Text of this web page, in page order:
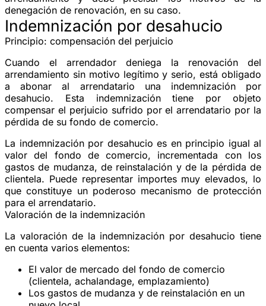
denegación de renovación, en su caso.
Indemnización por desahucio
Principio: compensación del perjuicio
Cuando el arrendador deniega la renovación del
arrendamiento sin motivo legítimo y serio, está obligado
a abonar al arrendatario una indemnización por
desahucio. Esta indemnización tiene por objeto
compensar el perjuicio sufrido por el arrendatario por la
pérdida de su fondo de comercio.
La indemnización por desahucio es en principio igual al
valor del fondo de comercio, incrementada con los
gastos de mudanza, de reinstalación y de la pérdida de
clientela. Puede representar importes muy elevados, lo
que constituye un poderoso mecanismo de protección
para el arrendatario.
Valoración de la indemnización
La valoración de la indemnización por desahucio tiene
en cuenta varios elementos:
El valor de mercado del fondo de comercio
(clientela, achalandage, emplazamiento)
Los gastos de mudanza y de reinstalación en un